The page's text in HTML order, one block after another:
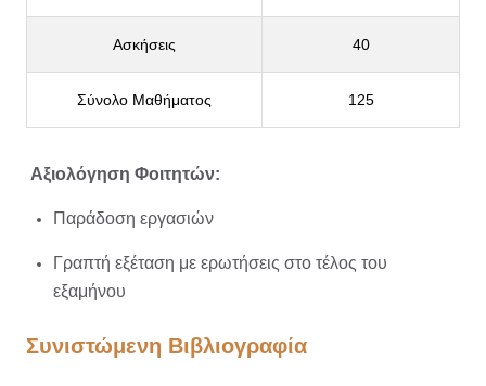
Ασκήσεις 40
Σύνολο Μαθήματος 125
Αξιολόγηση Φοιτητών:
Παράδοση εργασιών
Γραπτή εξέταση με ερωτήσεις στο τέλος του
εξαμήνου
Συνιστώμενη Βιβλιογραφία